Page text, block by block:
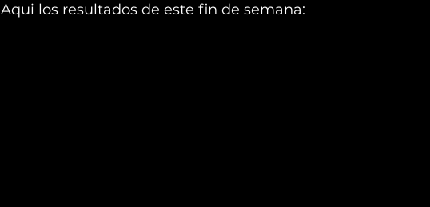
Aqui los resultados de este fin de semana: